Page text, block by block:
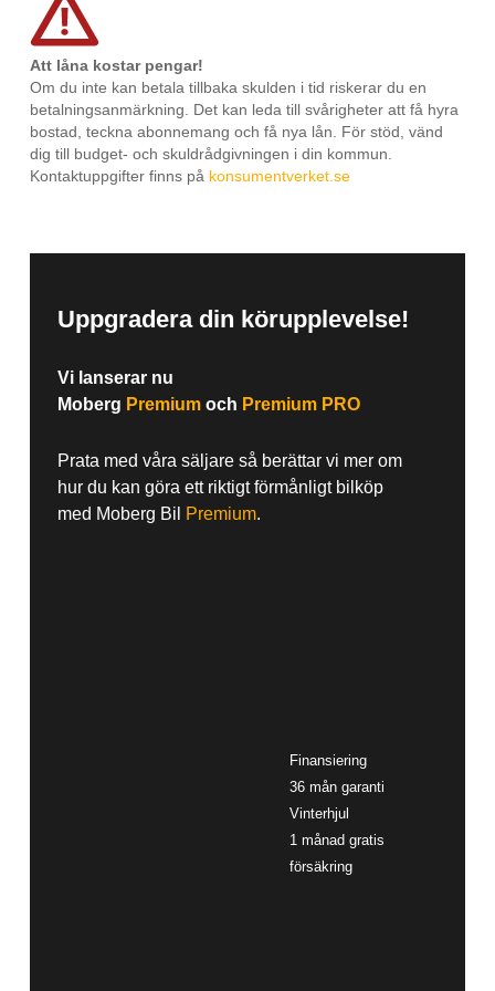
Att låna kostar pengar!
Om du inte kan betala tillbaka skulden i tid riskerar du en
betalningsanmärkning. Det kan leda till svårigheter att få hyra
bostad, teckna abonnemang och få nya lån. För stöd, vänd
dig till budget- och skuldrådgivningen i din kommun.
Kontaktuppgifter finns på konsumentverket.se
Uppgradera din körupplevelse!
Vi lanserar nu
Moberg Premiumoch Premium PRO
Prata med våra säljare så berättar vi mer om
hur du kan göra ett riktigt förmånligt bilköp
med Moberg Bil
Premium.
Finansiering
36 mån garanti
Vinterhjul
1 månad gratis
försäkring